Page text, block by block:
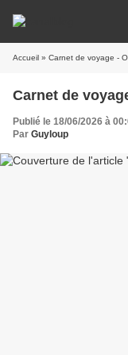
Accueil » Carnet de voyage -
Carnet de
Publié le 18/06/2026 à
Par Guyloup